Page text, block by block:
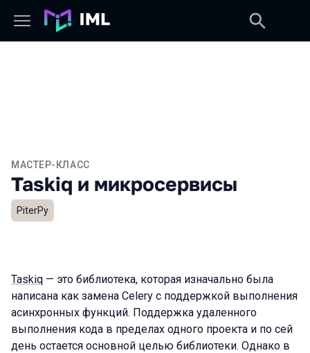
МАСТЕР-КЛАСС
Taskiq и микросервисы
PiterPy
Taskiq — это библиотека, которая изначально была
написана как замена Celery с поддержкой выполнения
асинхронных функций. Поддержка удаленного
выполнения кода в пределах одного проекта и по сей
день остается основной целью библиотеки. Однако в